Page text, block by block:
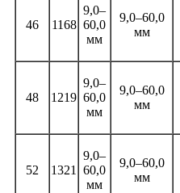
46 1168
9,0–
60,0
мм
9,0–60,0
мм
48 1219
9,0–
60,0
мм
9,0–60,0
мм
52 1321
9,0–
60,0
мм
9,0–60,0
мм